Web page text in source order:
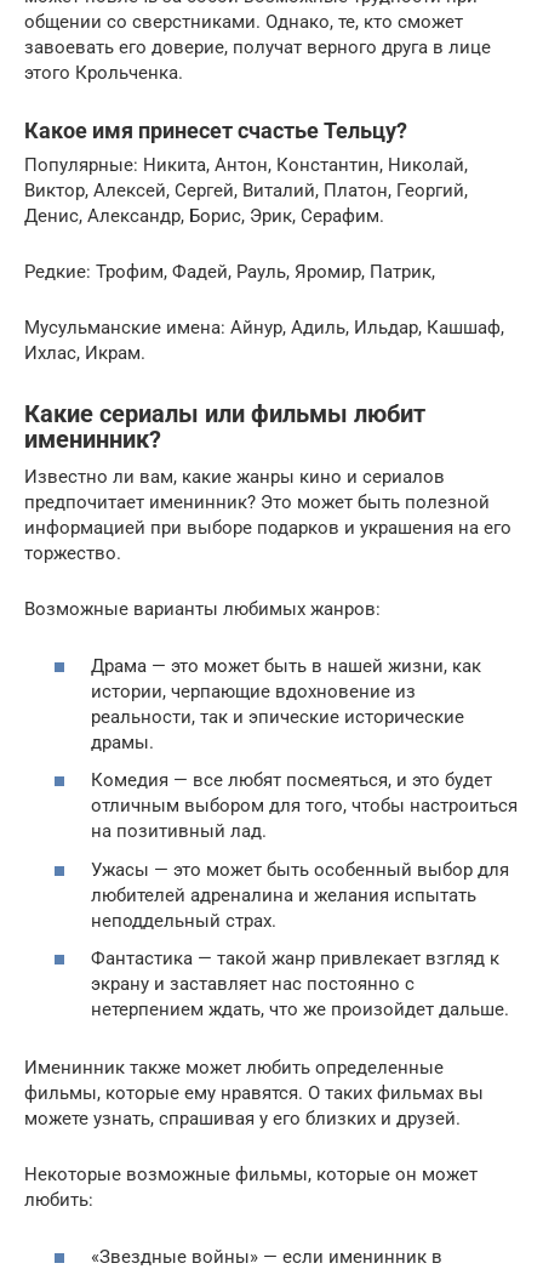
общении со сверстниками. Однако, те, кто сможет
завоевать его доверие, получат верного друга в лице
этого Крольченка.
Какое имя принесет счастье Тельцу?
Популярные: Никита, Антон, Константин, Николай,
Виктор, Алексей, Сергей, Виталий, Платон, Георгий,
Денис, Александр, Борис, Эрик, Серафим.
Редкие: Трофим, Фадей, Рауль, Яромир, Патрик,
Мусульманские имена: Айнур, Адиль, Ильдар, Кашшаф,
Ихлас, Икрам.
Какие сериалы или фильмы любит
именинник?
Известно ли вам, какие жанры кино и сериалов
предпочитает именинник? Это может быть полезной
информацией при выборе подарков и украшения на его
торжество.
Возможные варианты любимых жанров:
Драма — это может быть в нашей жизни, как
истории, черпающие вдохновение из
реальности, так и эпические исторические
драмы.
Комедия — все любят посмеяться, и это будет
отличным выбором для того, чтобы настроиться
на позитивный лад.
Ужасы — это может быть особенный выбор для
любителей адреналина и желания испытать
неподдельный страх.
Фантастика — такой жанр привлекает взгляд к
экрану и заставляет нас постоянно с
нетерпением ждать, что же произойдет дальше.
Именинник также может любить определенные
фильмы, которые ему нравятся. О таких фильмах вы
можете узнать, спрашивая у его близких и друзей.
Некоторые возможные фильмы, которые он может
любить:
«Звездные войны» — если именинник в